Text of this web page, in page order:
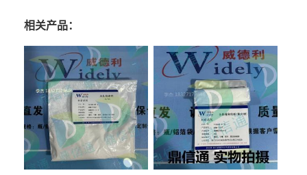
相关产品：